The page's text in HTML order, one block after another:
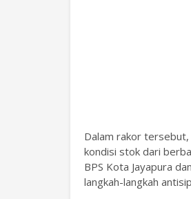
Dalam rakor
kondisi stok dari
BPS Kota Jayapura
langkah-langkah